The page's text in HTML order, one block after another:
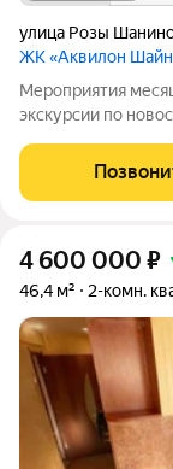
улица Розы
ЖК «Аквилон
Мероприятия
экскурсии по
млн ! Кухня в
Рассрочка БЕЗ
4 600 000 ₽
46,4 м² 2-комн.